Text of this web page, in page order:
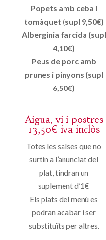
Popets amb ceba i
tomàquet (supl 9,50€)
Alberginia farcida (supl
4,10€)
Peus de porc amb
prunes i pinyons (supl
6,50€)
Aigua, vi i postres
13,50€ iva inclòs
Totes les salses que no
surtin a l’anunciat del
plat, tindran un
suplement d’1€
Els plats del menú es
podran acabar i ser
substituïts per altres.